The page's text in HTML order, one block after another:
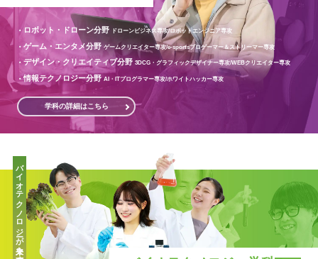
ロボット・ドローン分野 ドローンビジネス専攻/ロボットエンジニア専攻
ゲーム・エンタメ分野ゲームクリエイター専攻/e-sportsプロゲーマー＆ストリーマー専攻
デザイン・クリエイティブ分野3DCG・グラフィックデザイナー専攻/WEBクリエイター専攻
情報テクノロジー分野AI・ITプログラマー専攻/ホワイトハッカー専攻
学科の詳細はこちら
バイオテクノロジーが未来を創造する